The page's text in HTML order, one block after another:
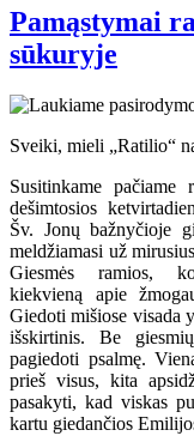
Pamąstymai
sūkuryje
Sveiki, mieli „Ratilio“
Susitinkame
dešimtosios
Šv. Jonų bažnyčioje
meldžiamasi už
Giesmės ramios,
kiekvieną apie
Giedoti mišiose visada
išskirtinis. Be
pagiedoti psalmę.
prieš visus, kita
pasakyti, kad viskas
kartu giedančios